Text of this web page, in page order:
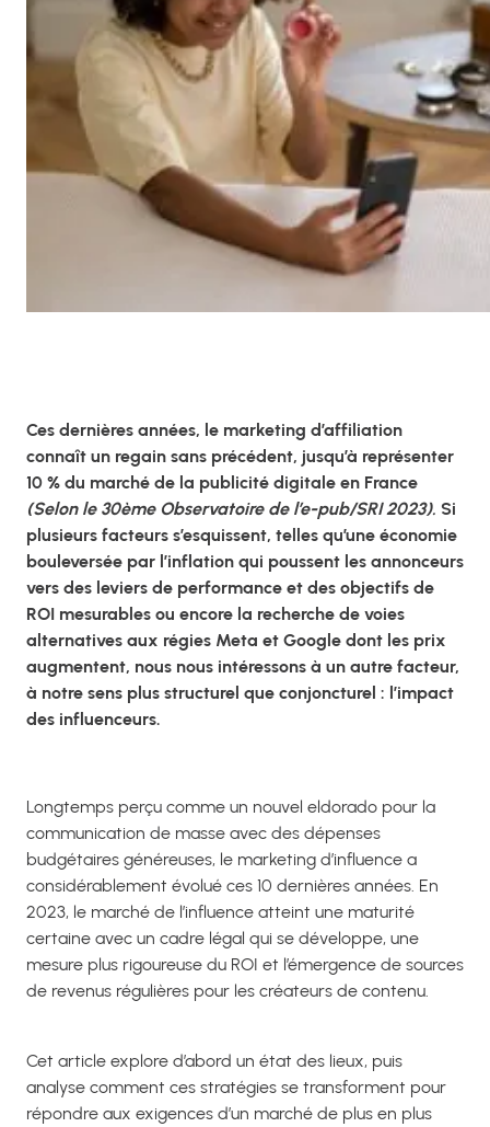
Ces dernières années, le marketing d’affiliation
connaît un regain sans précédent, jusqu’à représenter
10 % du marché de la publicité digitale en France
(Selon le 30ème Observatoire de l’e-pub/SRI 2023). Si
plusieurs facteurs s’esquissent, telles qu’une économie
bouleversée par l’inflation qui poussent les annonceurs
vers des leviers de performance et des objectifs de
ROI mesurables ou encore la recherche de voies
alternatives aux régies Meta et Google dont les prix
augmentent, nous nous intéressons à un autre facteur,
à notre sens plus structurel que conjoncturel : l’impact
des influenceurs.
Longtemps perçu comme un nouvel eldorado pour la
communication de masse avec des dépenses
budgétaires généreuses, le marketing d’influence a
considérablement évolué ces 10 dernières années. En
2023, le marché de l’influence atteint une maturité
certaine avec un cadre légal qui se développe, une
mesure plus rigoureuse du ROI et l’émergence de sources
de revenus régulières pour les créateurs de contenu.
Cet article explore d’abord un état des lieux, puis
analyse comment ces stratégies se transforment pour
répondre aux exigences d’un marché de plus en plus